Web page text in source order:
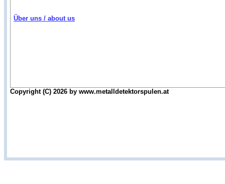
Über uns / about us
Copyright (C) 2026 by www.metalldetektorspulen.at